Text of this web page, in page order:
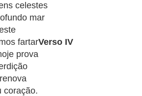
celestes
mar
fartarVerso IV
prova
coração.